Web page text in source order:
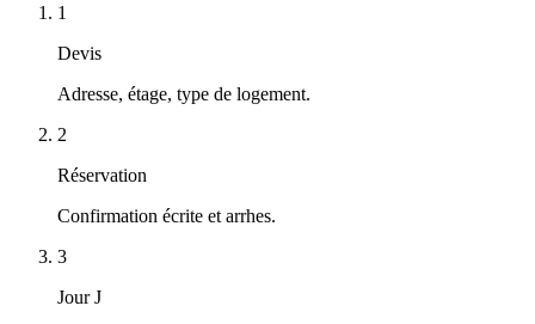
1
Devis
Adresse, étage, type de logement.
2
Réservation
Confirmation écrite et arrhes.
3
Jour J